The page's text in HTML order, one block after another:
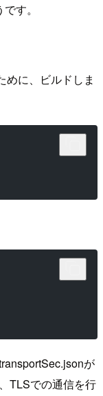
す。
めに、ビルドしま
が
TLSでの通信を行